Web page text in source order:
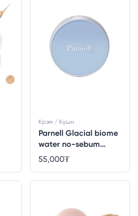
Parnell Glacial biome
water no-sebum
cushion
Крэм / Күшн
55,000₮